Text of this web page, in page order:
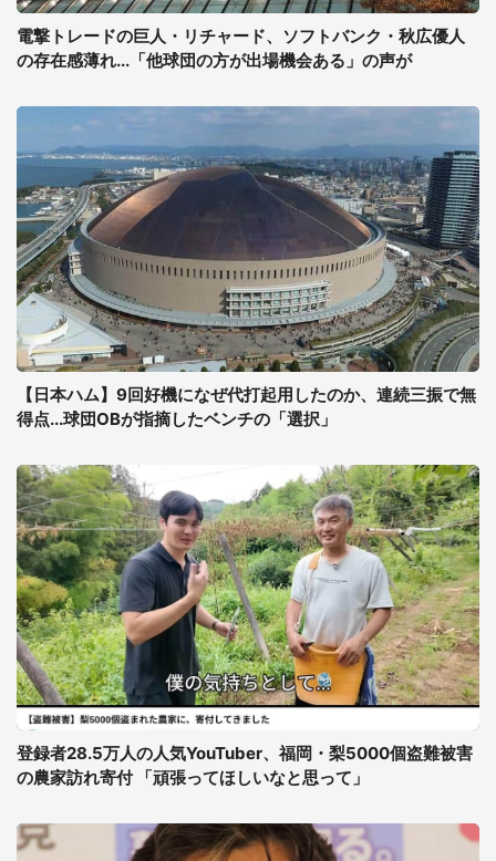
電撃トレードの巨人・リチャード、ソフトバンク・秋広優人
の存在感薄れ...「他球団の方が出場機会ある」の声が
【日本ハム】9回好機になぜ代打起用したのか、連続三振で無
得点...球団OBが指摘したベンチの「選択」
登録者28.5万人の人気YouTuber、福岡・梨5000個盗難被害
の農家訪れ寄付 「頑張ってほしいなと思って」